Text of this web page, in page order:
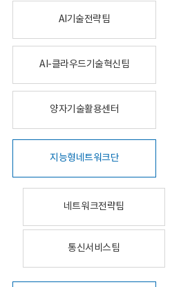
AI기술전략팀
AI-클라우드기술혁신팀
양자기술활용센터
지능형네트워크단
네트워크전략팀
통신서비스팀